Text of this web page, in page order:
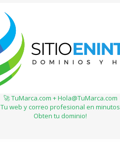
🚀 TuMarca.com + Hola@TuMarca.com
Tu web y correo profesional en minutos
Obten tu dominio!